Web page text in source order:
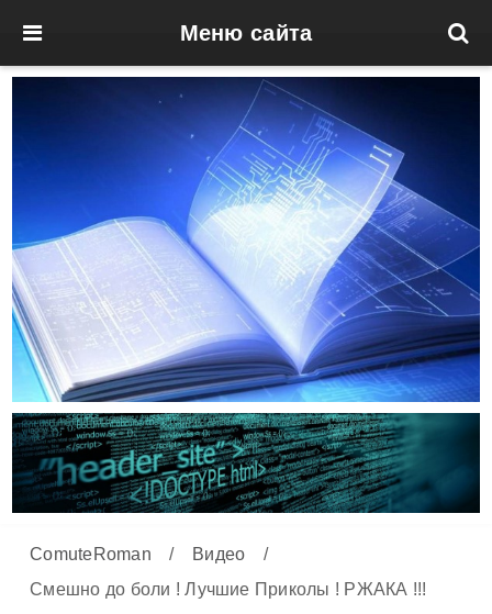
Меню сайта
ComuteRoman / Видео
/
Смешно до боли ! Лучшие Приколы ! РЖАКА !!!